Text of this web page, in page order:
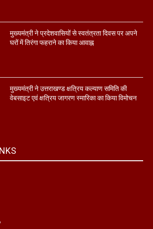
मुख्यमंत्री ने प्रदेशवासियों से स्वतंत्रता दिवस पर अपने
घरों में तिरंगा फहराने का किया आवाह्न
मुख्यमंत्री ने उत्तराखण्ड क्षत्रिय कल्याण समिति की
वेबसाइट एवं क्षत्रिय जागरण स्मारिका का किया विमोचन